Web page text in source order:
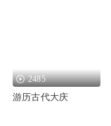
2485
游历古代大庆